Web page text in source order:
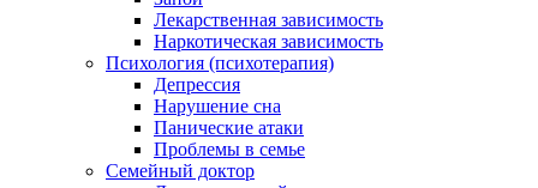
Лекарственная зависимость
Наркотическая зависимость
Психология (психотерапия)
Депрессия
Нарушение сна
Панические атаки
Проблемы в семье
Семейный доктор